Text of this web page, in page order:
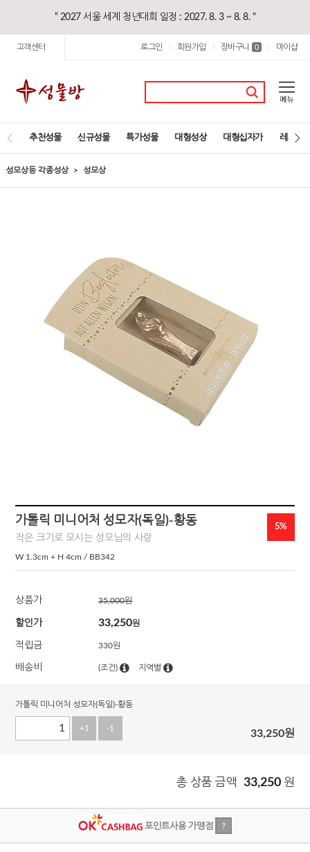
“ 2027 서울 세계 청년대회 일정 : 2027. 8. 3 ~ 8. 8. "
고객센터 로그인 회원가입 장바구니 0 마이샵
추천성물 신규성물 특가성물 대형성상 대형십자가 레지오
성모상등 각종성상 성모상
가톨릭 미니어처 성모자(독일)-황동
작은 크기로 모시는 성모님의 사랑
W 1.3cm + H 4cm / BB342
5%
상품가 35,000원
할인가 33,250원
적립금 330원
배송비 (조건) 지역별
가톨릭 미니어처 성모자(독일)-황동
+1 -1 33,250원
총 상품 금액 33,250 원
포인트사용 가맹점 ?